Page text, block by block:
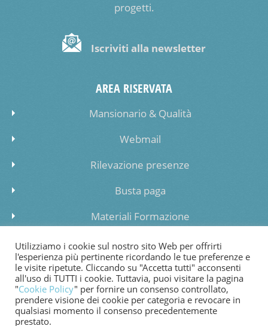
progetti.
Iscriviti alla newsletter
AREA RISERVATA
Mansionario & Qualità
Webmail
Rilevazione presenze
Busta paga
Materiali Formazione
Inserimento dati lista di attesa
COOKIE POLICY PRIVACY POLICY
WHISTLEBLOWING
Utilizziamo i cookie sul nostro sito Web per offrirti
l'esperienza più pertinente ricordando le tue preferenze e
le visite ripetute. Cliccando su "Accetta tutti" acconsenti
all'uso di TUTTI i cookie. Tuttavia, puoi visitare la pagina
"Cookie Policy" per fornire un consenso controllato,
prendere visione dei cookie per categoria e revocare in
qualsiasi momento il consenso precedentemente
prestato.